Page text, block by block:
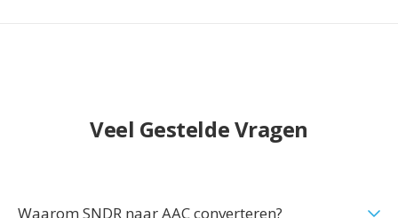
Veel Gestelde Vragen
Waarom SNDR naar AAC converteren?